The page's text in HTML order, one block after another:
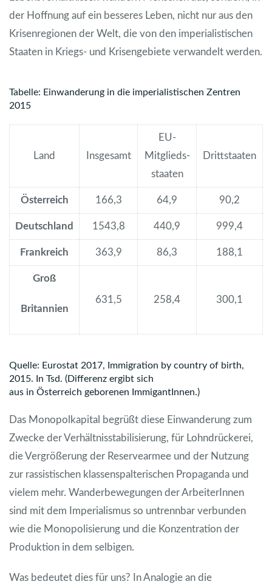
der Hoffnung auf ein besseres Leben, nicht nur aus den
Krisenregionen der Welt, die von den imperialistischen
Staaten in Kriegs- und Krisengebiete verwandelt werden.
Tabelle: Einwanderung in die imperialistischen Zentren
2015
Land Insgesamt
EU-
Mitglieds­
staaten
Drittstaaten
Österreich 166,3 64,9 90,2
Deutschland 1543,8 440,9 999,4
Frankreich 363,9 86,3 188,1
Groß
Britannien
631,5 258,4 300,1
Quelle: Eurostat 2017, Immigration by country of birth,
2015. In Tsd. (Differenz ergibt sich
aus in Österreich geborenen ImmigantInnen.)
Das Monopolkapital begrüßt diese Einwanderung zum
Zwecke der Verhältnisstabilisierung, für Lohndrückerei,
die Vergrößerung der Reservearmee und der Nutzung
zur rassistischen klassenspalterischen Propaganda und
vielem mehr. Wanderbewegungen der ArbeiterInnen
sind mit dem Imperialismus so untrennbar verbunden
wie die Monopolisierung und die Konzentration der
Produktion in dem selbigen.
Was bedeutet dies für uns? In Analogie an die